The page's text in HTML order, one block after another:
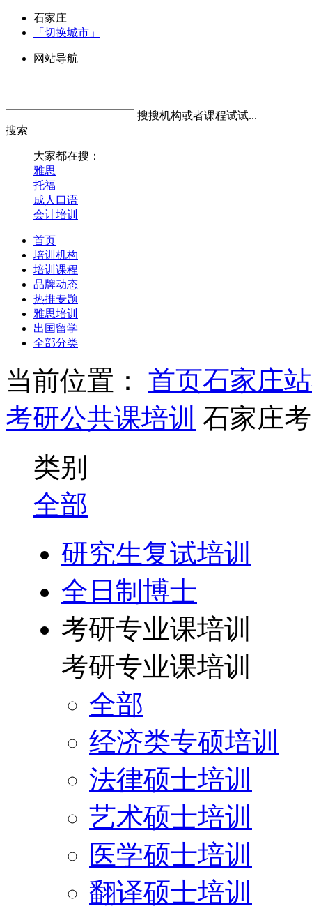
石家庄
「切换城市」
网站导航
搜搜机构或者课程试试...
搜索
大家都在搜：
雅思
托福
成人口语
会计培训
首页
培训机构
培训课程
品牌动态
热推专题
雅思培训
出国留学
全部分类
当前位置： 首页石家庄站
考研公共课培训 石家庄
类别
全部
研究生复试培训
全日制博士
考研专业课培训
考研专业课培训
全部
经济类专硕培训
法律硕士培训
艺术硕士培训
医学硕士培训
翻译硕士培训